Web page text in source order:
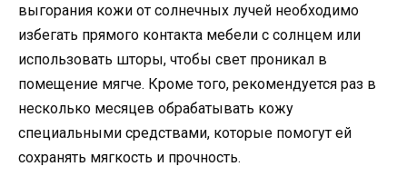
выгорания кожи от солнечных лучей необходимо
избегать прямого контакта мебели с солнцем или
использовать шторы, чтобы свет проникал в
помещение мягче. Кроме того, рекомендуется раз в
несколько месяцев обрабатывать кожу
специальными средствами, которые помогут ей
сохранять мягкость и прочность.